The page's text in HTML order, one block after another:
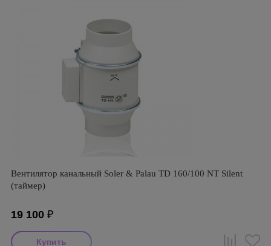
Вентилятор канальный Soler & Palau TD 160/100 NT Silent
(таймер)
19 100 ₽